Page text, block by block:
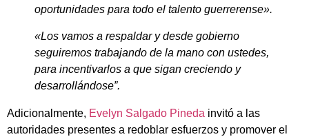
oportunidades para todo el talento guerrerense».
«Los vamos a respaldar y desde gobierno
seguiremos trabajando de la mano con ustedes,
para incentivarlos a que sigan creciendo y
desarrollándose”.
Adicionalmente, Evelyn Salgado Pineda invitó a las
autoridades presentes a redoblar esfuerzos y promover el